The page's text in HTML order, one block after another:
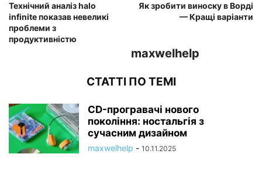
Технічний аналіз halo
infinite показав невеликі
проблеми з
продуктивністю
Як зробити виноску в Ворді
— Кращі варіанти
maxwelhelp
СТАТТІ ПО ТЕМІ
CD-програвачі нового
покоління: ностальгія з
сучасним дизайном
maxwelhelp - 10.11.2025